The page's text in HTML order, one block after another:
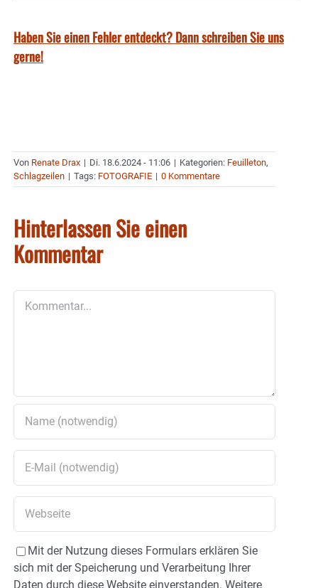
Haben Sie einen Fehler entdeckt? Dann schreiben Sie uns
gerne!
Von Renate Drax | Di. 18.6.2024 - 11:06 | Kategorien: Feuilleton,
Schlagzeilen | Tags: FOTOGRAFIE | 0 Kommentare
Hinterlassen Sie einen
Kommentar
Mit der Nutzung dieses Formulars erklären Sie
sich mit der Speicherung und Verarbeitung Ihrer
Daten durch diese Website einverstanden. Weitere